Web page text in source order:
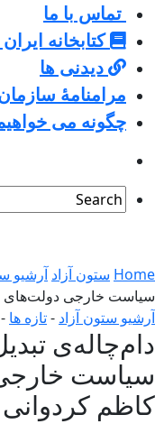
تماس با ما
کتابخانه
دیدنی ها
مرامنامۀ
چگونه می
Home ستون آزاد آرشیو
سیاست خارجی دولت‌های
آرشیو ستون آزاد -تازه ها -
دام‌چاله‌ی
سیاست
کاظم کردوانی